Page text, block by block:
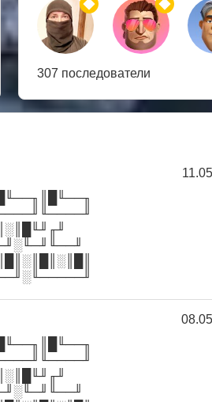
307 последователи